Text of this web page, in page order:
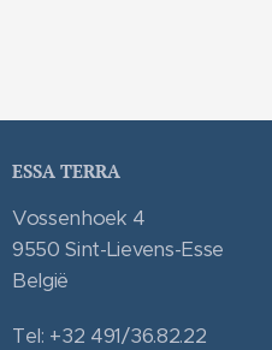
ESSA TERRA
Vossenhoek 4
9550 Sint-Lievens-Esse
België
Tel: +32 491/36.82.22